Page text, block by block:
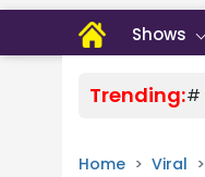
Shows
Trending:#
Home Viral